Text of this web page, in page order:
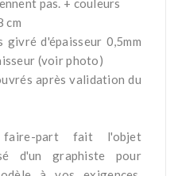
pas. + couleurs
cm
givré d'épaisseur 0,5mm
(voir photo)
après validation du
faire-part fait l'objet
d'un graphiste pour